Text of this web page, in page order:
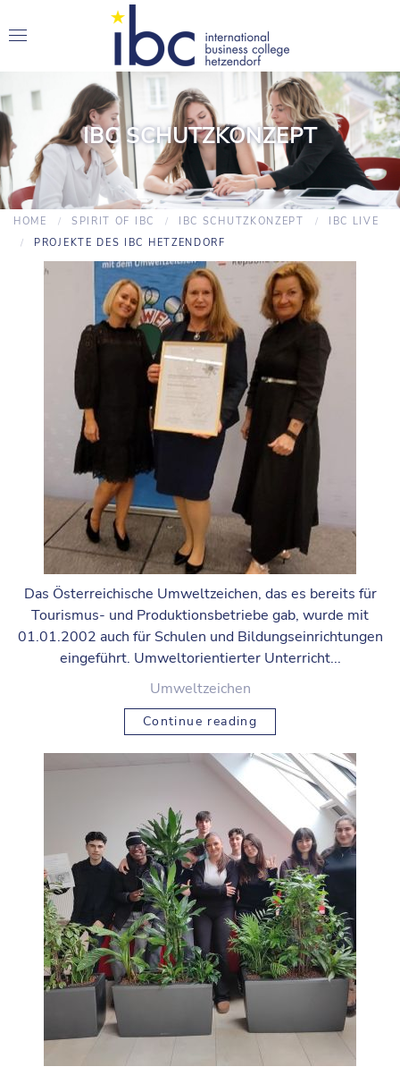
IBC SCHUTZKONZEPT
HOME SPIRIT OF IBC IBC SCHUTZKONZEPT
IBC LIVE
PROJEKTE DES IBC HETZENDORF
Das Österreichische Umweltzeichen, das es bereits für
Tourismus- und Produktionsbetriebe gab, wurde mit
01.01.2002 auch für Schulen und Bildungseinrichtungen
eingeführt. Umweltorientierter Unterricht...
Umweltzeichen
Continue reading